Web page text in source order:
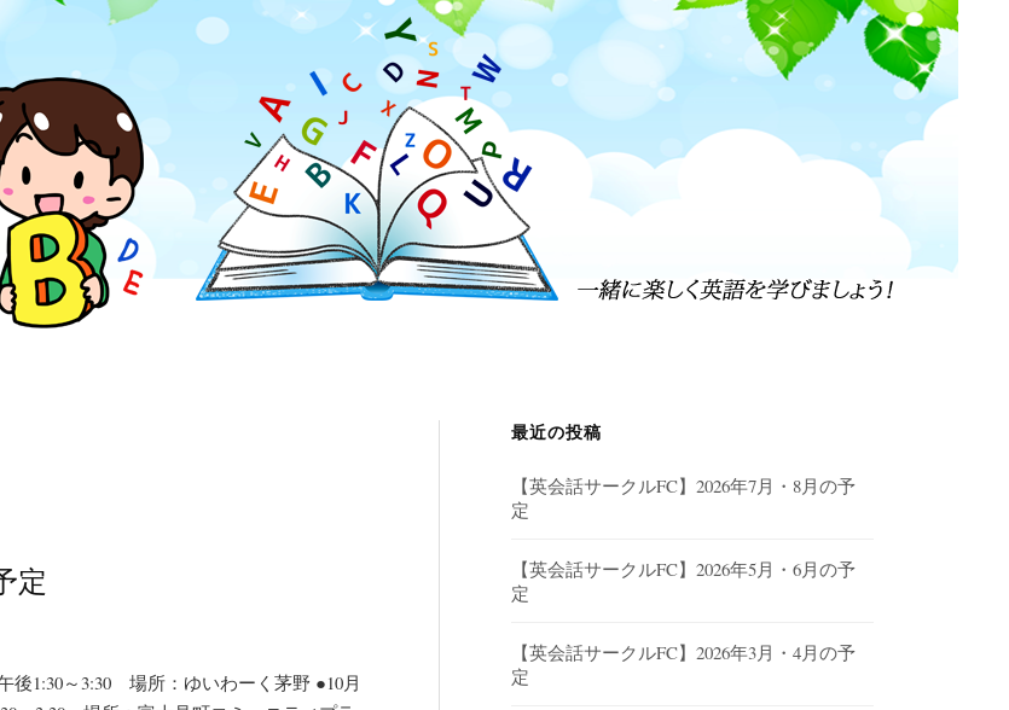
定
1:30～3:30 場所：ゆいわーく茅野 ●10月
最近の投稿
【英会話サークルFC】2026年7月・8月の予
定
【英会話サークルFC】2026年5月・6月の予
定
【英会話サークルFC】2026年3月・4月の予
定